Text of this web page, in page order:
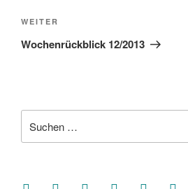
Nächster
Beitrag
WEITER
Wochenrückblick 12/2013
nach:
facebooksoundcloud
twitter mastodoninstagramthreads